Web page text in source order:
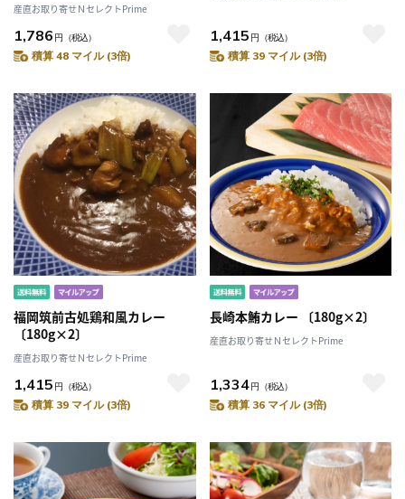
産直お取り寄せＮセレクトPrime
1,786 円 （税込）
積算 48 マイル (3倍)
1,415 円 （税込）
積算 39 マイル (3倍)
福岡筑前古処鶏和風カレー
〔180g×2〕
産直お取り寄せＮセレクトPrime
1,415 円 （税込）
積算 39 マイル (3倍)
長崎本鮪カレー 〔180g×2〕
産直お取り寄せＮセレクトPrime
1,334円 （税込）
積算 36 マイル (3倍)